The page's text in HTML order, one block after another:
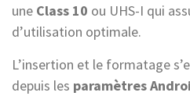
une Class 10 ou UHS-I qui
d’utilisation optimale.
L’insertion et le formatage
depuis les paramètres